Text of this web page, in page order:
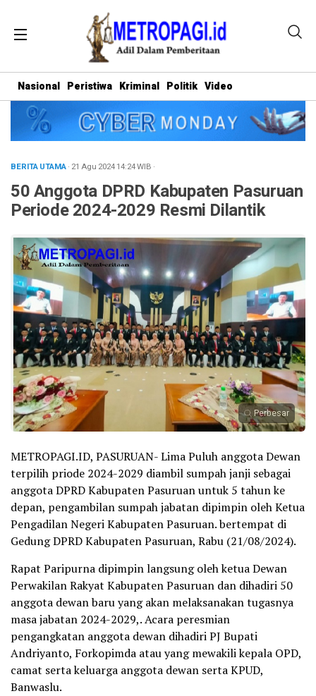
Nasional Peristiwa Kriminal Politik Video
BERITA UTAMA· 21 Agu 202414:24WIB ·
50 Anggota DPRD Kabupaten Pasuruan
Periode 2024-2029 Resmi Dilantik
Perbesar
METROPAGI.ID, PASURUAN- Lima Puluh anggota Dewan
terpilih priode 2024-2029 diambil sumpah janji sebagai
anggota DPRD Kabupaten Pasuruan untuk 5 tahun ke
depan, pengambilan sumpah jabatan dipimpin oleh Ketua
Pengadilan Negeri Kabupaten Pasuruan. bertempat di
Gedung DPRD Kabupaten Pasuruan, Rabu (21/08/2024).
Rapat Paripurna dipimpin langsung oleh ketua Dewan
Perwakilan Rakyat Kabupaten Pasuruan dan dihadiri 50
anggota dewan baru yang akan melaksanakan tugasnya
masa jabatan 2024-2029,. Acara peresmian
pengangkatan anggota dewan dihadiri PJ Bupati
Andriyanto, Forkopimda atau yang mewakili kepala OPD,
camat serta keluarga anggota dewan serta KPUD,
Banwaslu.